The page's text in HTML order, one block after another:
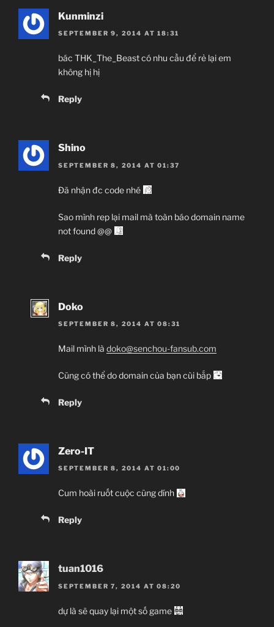
Kunminzi
SEPTEMBER 9, 2014 AT 18:31
bác THK_The_Beast có nhu cầu để rẻ lại em
không hị hị
Reply
Shino
SEPTEMBER 8, 2014 AT 01:37
Đã nhận đc code nhé
Sao mình rep lại mail mà toàn báo domain name
not found @@
Reply
Doko
SEPTEMBER 8, 2014 AT 08:31
Mail mình là doko@senchou-fansub.com
Cũng có thể do domain của bạn cùi bắp
Reply
Zero-IT
SEPTEMBER 8, 2014 AT 01:00
Cum hoài ruốt cuộc cũng dính
Reply
tuan1016
SEPTEMBER 7, 2014 AT 08:20
dự là sẽ quay lại một số game